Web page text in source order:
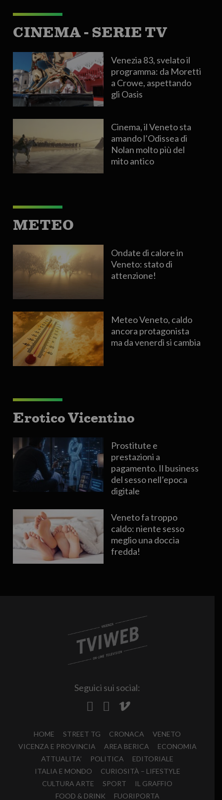
CINEMA - SERIE TV
Venezia 83, svelato il
programma: da Moretti
a Crowe, aspettando
gli Oasis
Cinema, il Veneto sta
amando l’Odissea di
Nolan molto più del
mito antico
METEO
Ondate di calore in
Veneto: stato di
attenzione!
Meteo Veneto, caldo
ancora protagonista
ma da venerdì si cambia
Erotico Vicentino
Prostitute e
prestazioni a
pagamento. Il business
del sesso nell’epoca
digitale
Veneto fa troppo
caldo: niente sesso
meglio una doccia
fredda!
Seguici sui social:
HOME STREET TG CRONACA
VENETO
VICENZA E PROVINCIA
AREA BERICA
ECONOMIA
ATTUALITA’
POLITICA
EDITORIALE
ITALIA E MONDO
CURIOSITÀ – LIFESTYLE
CULTURA ARTE
SPORT
IL GRAFFIO
FOOD & DRINK
FUORIPORTA